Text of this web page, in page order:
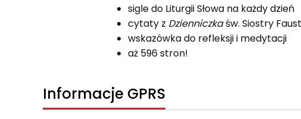
sigle do Liturgii Słowa na każdy dzień
cytaty z Dzienniczkaśw. Siostry
wskazówka do refleksji i medytacji
aż 596 stron!
Informacje GPRS